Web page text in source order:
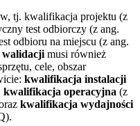
tj. kwalifikacja projektu (z
test odbiorczy (z ang.
odbioru na miejscu (z ang.
walidacji musi również
cele, obszar
kwalifikacja instalacji
kwalifikacja operacyjna (z
kwalifikacja wydajności